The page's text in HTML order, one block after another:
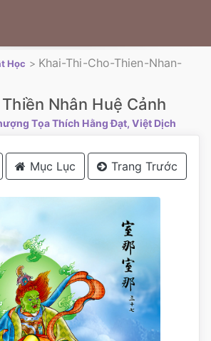
Học > Khai-Thi-Cho-Thien-Nhan-
Nhân Huệ Cảnh
Tọa Thích Hằng Đạt, Việt Dịch
Mục Lục Trang Trước